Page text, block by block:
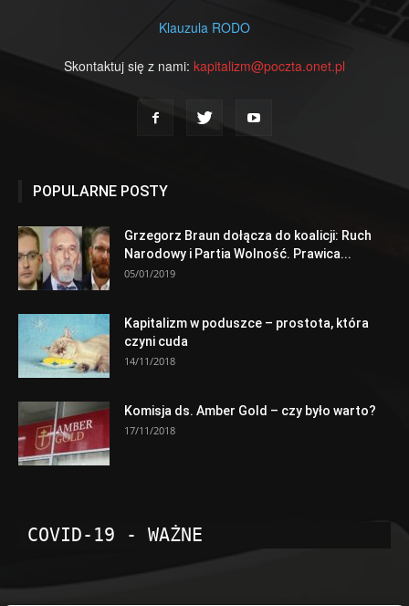
Klauzula RODO
Skontaktuj się z nami: kapitalizm@poczta.onet.pl
POPULARNE POSTY
Grzegorz Braun dołącza do koalicji: Ruch
Narodowy i Partia Wolność. Prawica...
05/01/2019
Kapitalizm w poduszce – prostota, która
czyni cuda
14/11/2018
Komisja ds. Amber Gold – czy było warto?
17/11/2018
COVID-19 - WAŻNE